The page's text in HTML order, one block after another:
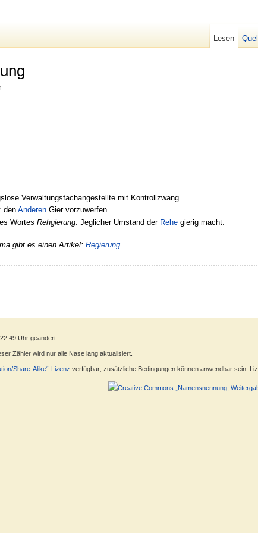
Verwaltungsfachangestellte mit Kontrollzwang
: denAnderen Gier vorzuwerfen.
WortesRehgierung: Jeglicher Umstand der Rehe gierig macht.
gibt es einen Artikel:Regierung
Lesen
Uhr geändert.
Zähler wird nur alle Nase lang aktualisiert.
Share-Alike“-Lizenz verfügbar; zusätzliche Bedingungen können anwendbar sein.